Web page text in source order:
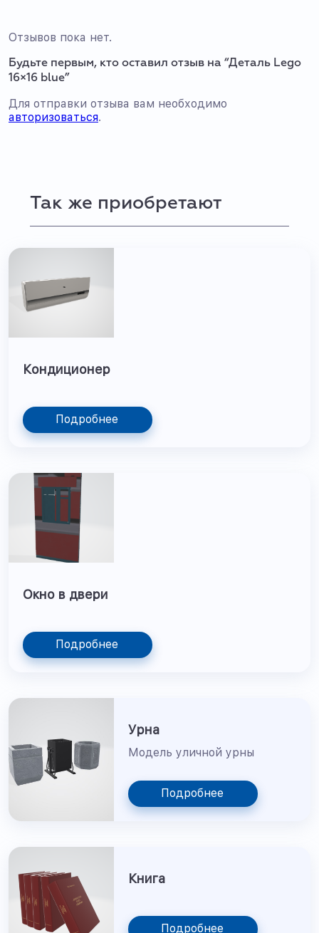
Отзывов пока нет.
Будьте первым, кто оставил отзыв на “Деталь Lego
16×16 blue”
Для отправки отзыва вам необходимо
авторизоваться.
Так же приобретают
Кондиционер
Подробнее
Окно в двери
Подробнее
Урна
Модель уличной урны
Подробнее
Книга
Подробнее